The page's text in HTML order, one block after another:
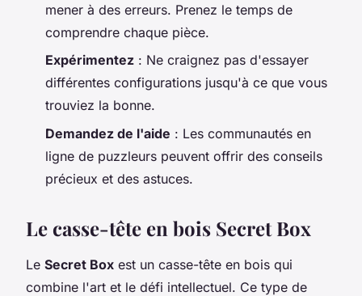
mener à des erreurs. Prenez le temps de
comprendre chaque pièce.
Expérimentez : Ne craignez pas d'essayer
différentes configurations jusqu'à ce que vous
trouviez la bonne.
Demandez de l'aide : Les communautés en
ligne de puzzleurs peuvent offrir des conseils
précieux et des astuces.
Le casse-tête en bois Secret Box
Le Secret Box est un casse-tête en bois qui
combine l'art et le défi intellectuel. Ce type de